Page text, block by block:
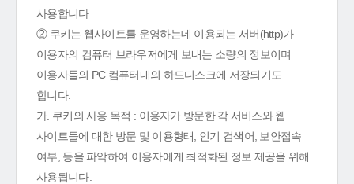
사용합니다.
② 쿠키는 웹사이트를 운영하는데 이용되는 서버(http)가
이용자의 컴퓨터 브라우저에게 보내는 소량의 정보이며
이용자들의 PC 컴퓨터내의 하드디스크에 저장되기도
합니다.
가. 쿠키의 사용 목적 : 이용자가 방문한 각 서비스와 웹
사이트들에 대한 방문 및 이용형태, 인기 검색어, 보안접속
여부, 등을 파악하여 이용자에게 최적화된 정보 제공을 위해
사용됩니다.